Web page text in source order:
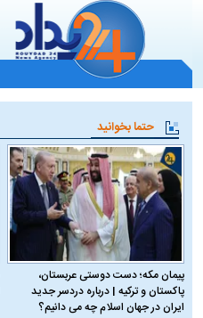
حتما بخوانید
پیمان مکه؛ دست دوستی عربستان،
پاکستان و ترکیه | درباره دردسر جدید
ایران در جهان اسلام چه می دانیم؟